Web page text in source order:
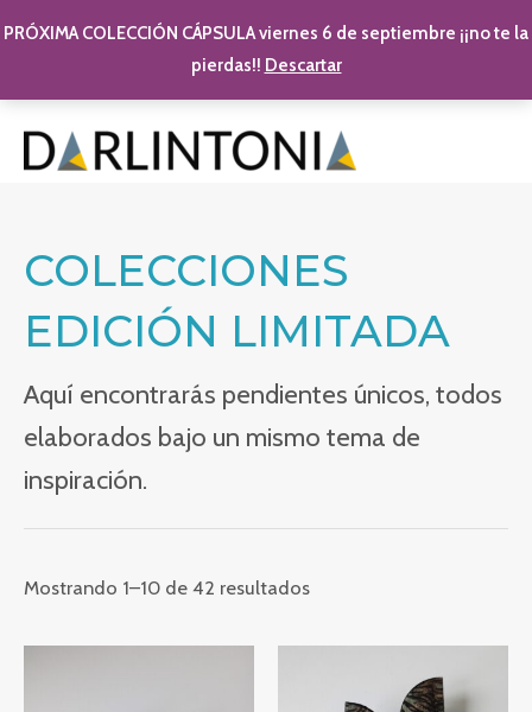
COLECCIONES
EDICIÓN LIMITADA
Aquí encontrarás pendientes únicos, todos
elaborados bajo un mismo tema de
inspiración.
Mostrando 1–10 de 42 resultados
PRÓXIMA COLECCIÓN CÁPSULA viernes 6 de septiembre ¡¡no te la
pierdas!! Descartar